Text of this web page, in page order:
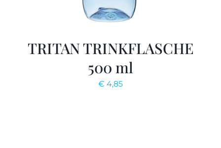
TRITAN TRINKFLASCHE
500 ml
€ 4,85